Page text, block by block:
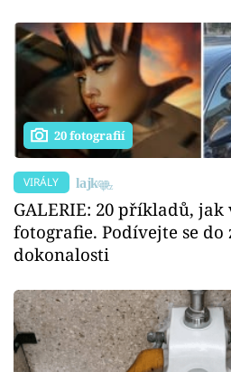
20 fotografií
VIRÁLY
GALERIE: 20 příkladů,
fotografie. Podívejte se
dokonalosti